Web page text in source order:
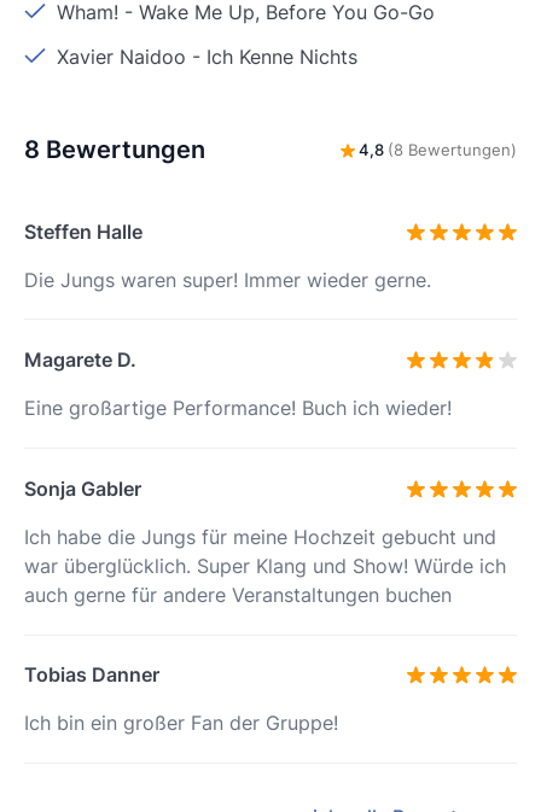
Wham! -Wake Me Up, Before You Go-Go
Xavier Naidoo - Ich Kenne Nichts
8 Bewertungen 4,8 (8 Bewertungen)
Steffen Halle
Die Jungs waren super! Immer wieder gerne.
Magarete D.
Eine großartige Performance! Buch ich wieder!
Sonja Gabler
Ich habe die Jungs für meine Hochzeit gebucht und
war überglücklich. Super Klang und Show! Würde ich
auch gerne für andere Veranstaltungen buchen
Tobias Danner
Ich bin ein großer Fan der Gruppe!